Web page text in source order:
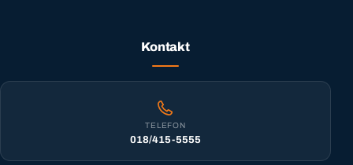
Kontakt
TELEFON
018/415-5555